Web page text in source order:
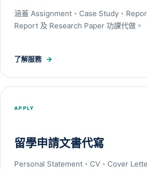
涵蓋 Assignment、Case Study、
Report 及 Research Paper 功課代做。
了解服務 →
APPLY
留學申請文書代寫
Personal Statement、CV、Cover